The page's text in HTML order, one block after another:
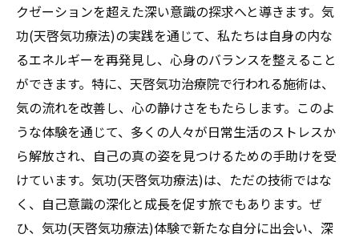
クゼーションを超えた深い意識の探求へと導きます。気
功(天啓気功療法)の実践を通じて、私たちは自身の内な
るエネルギーを再発見し、心身のバランスを整えること
ができます。特に、天啓気功治療院で行われる施術は、
気の流れを改善し、心の静けさをもたらします。このよ
うな体験を通じて、多くの人々が日常生活のストレスか
ら解放され、自己の真の姿を見つけるための手助けを受
けています。気功(天啓気功療法)は、ただの技術ではな
く、自己意識の深化と成長を促す旅でもあります。ぜ
ひ、気功(天啓気功療法)体験で新たな自分に出会い、深